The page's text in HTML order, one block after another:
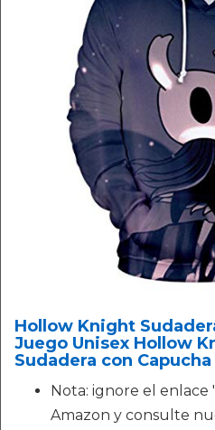
Hollow Knight
Juego Unisex Hollow
Sudadera con
Nota: ignore el enlace
Amazon y consulte